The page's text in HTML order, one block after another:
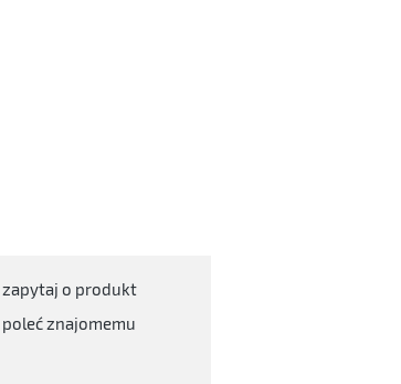
zapytaj o produkt
poleć znajomemu